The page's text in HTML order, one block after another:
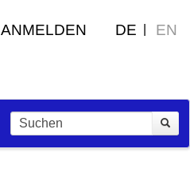
ANMELDEN DE EN